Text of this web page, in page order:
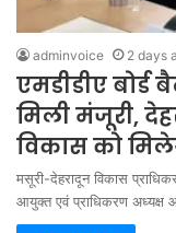
adminvoice 2 days
एमडीडीए बोर्ड
मिली मंजूरी,
विकास को
मसूरी-देहरादून विकास
आयुक्त एवं प्राधिकरण अध्यक्ष